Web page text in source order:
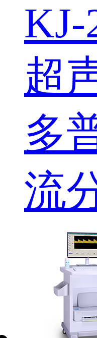
超
多
流